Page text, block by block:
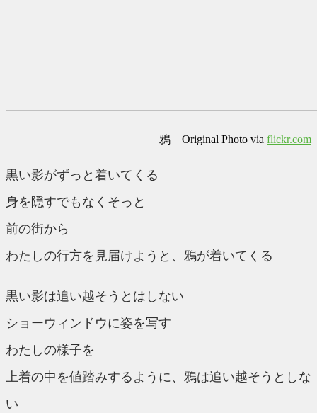
鴉 Original Photo via flickr.com
黒い影がずっと着いてくる
身を隠すでもなくそっと
前の街から
わたしの行方を見届けようと、鴉が着いてくる
黒い影は追い越そうとはしない
ショーウィンドウに姿を写す
わたしの様子を
上着の中を値踏みするように、鴉は追い越そうとしな
い